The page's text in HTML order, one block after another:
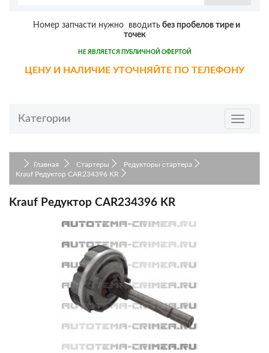
Номер запчасти нужно вводитьбез пробелов тире и
точек
НЕ ЯВЛЯЕТСЯ ПУБЛИЧНОЙ ОФЕРТОЙ
ЦЕНУ И НАЛИЧИЕ УТОЧНЯЙТЕ ПО ТЕЛЕФОНУ
Toggle
Категории
Главная Стартеры
Редукторы стартера
Krauf Редуктор CAR234396 KR
Krauf Редуктор CAR234396 KR